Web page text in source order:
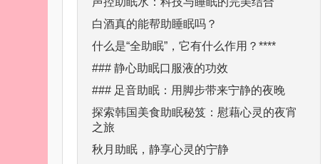
白酒真的能帮助睡眠吗？
什么是“全助眠”，它有什么作用？****
### 静心助眠口服液的功效
### 足音助眠：用脚步带来宁静的夜晚
探索韩国美食助眠秘笈：慰藉心灵的夜宵
之旅
秋月助眠，静享心灵的宁静